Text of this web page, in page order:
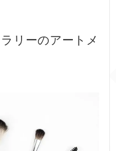
リーのアートメ